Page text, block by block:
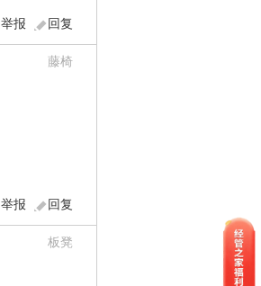
回复
举报
藤椅
回复
举报
板凳